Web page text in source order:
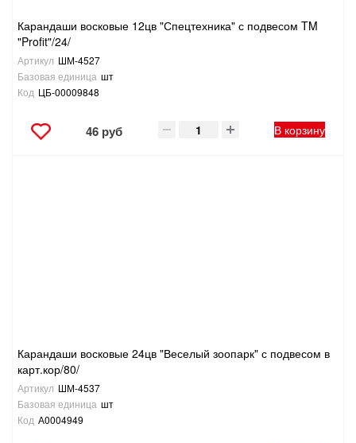
Карандаши восковые 12цв "Спецтехника" с подвесом TM
"Profit"/24/
Артикул ШМ-4527
Базовая единица шт
Код ЦБ-00009848
46 руб В корзину
Карандаши восковые 24цв "Веселый зоопарк" с подвесом в
карт.кор/80/
Артикул ШМ-4537
Базовая единица шт
Код А0004949